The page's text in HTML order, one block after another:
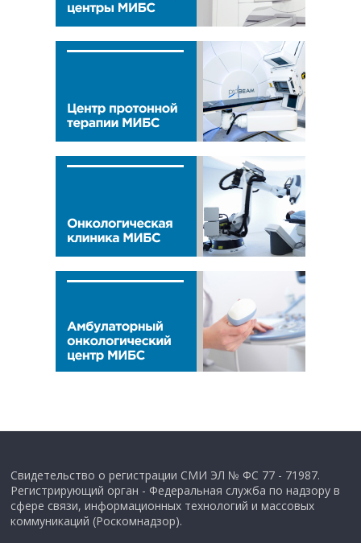
Свидетельство о регистрации СМИ ЭЛ № ФС 77 - 71987.
Регистрирующий орган - Федеральная служба по надзору в
сфере связи, информационных технологий и массовых
коммуникаций (Роскомнадзор).